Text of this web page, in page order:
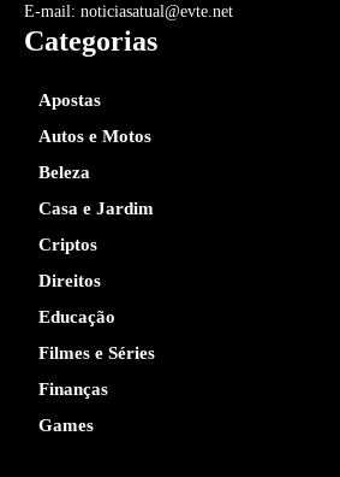
E-mail: noticiasatual@evte.net
Categorias
Apostas
Autos e Motos
Beleza
Casa e Jardim
Criptos
Direitos
Educação
Filmes e Séries
Finanças
Games